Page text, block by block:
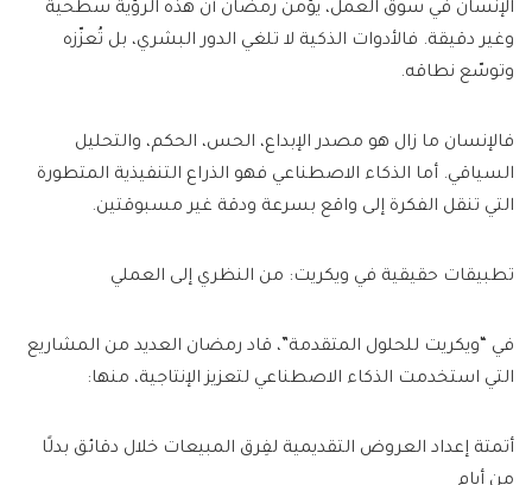
الإنسان في سوق العمل، يؤمن رمضان أن هذه الرؤية سطحية
وغير دقيقة. فالأدوات الذكية لا تلغي الدور البشري، بل تُعزّزه
وتوسّع نطاقه.
فالإنسان ما زال هو مصدر الإبداع، الحس، الحكم، والتحليل
السياقي. أما الذكاء الاصطناعي فهو الذراع التنفيذية المتطورة
التي تنقل الفكرة إلى واقع بسرعة ودقة غير مسبوقتين.
تطبيقات حقيقية في ويكريت: من النظري إلى العملي
في “ويكريت للحلول المتقدمة”، قاد رمضان العديد من المشاريع
التي استخدمت الذكاء الاصطناعي لتعزيز الإنتاجية، منها:
أتمتة إعداد العروض التقديمية لفِرق المبيعات خلال دقائق بدلًا